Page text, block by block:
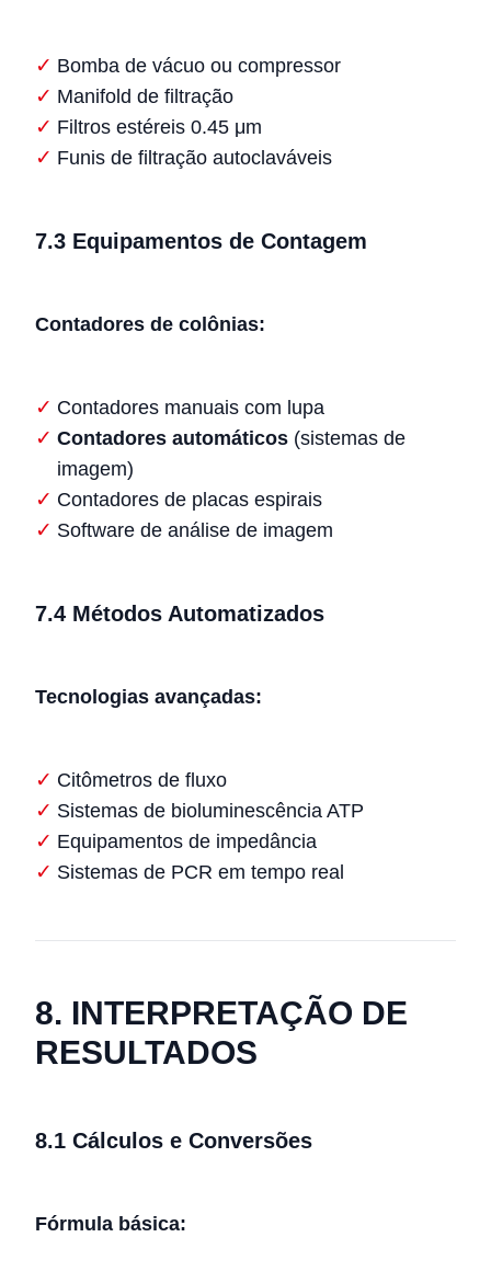
Bomba de vácuo ou compressor
Manifold de filtração
Filtros estéreis 0.45 μm
Funis de filtração autoclaváveis
7.3 Equipamentos de Contagem
Contadores de colônias:
Contadores manuais com lupa
Contadores automáticos (sistemas de
imagem)
Contadores de placas espirais
Software de análise de imagem
7.4 Métodos Automatizados
Tecnologias avançadas:
Citômetros de fluxo
Sistemas de bioluminescência ATP
Equipamentos de impedância
Sistemas de PCR em tempo real
8. INTERPRETAÇÃO DE
RESULTADOS
8.1 Cálculos e Conversões
Fórmula básica: